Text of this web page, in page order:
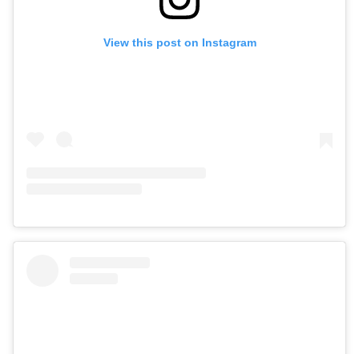
View this post on Instagram